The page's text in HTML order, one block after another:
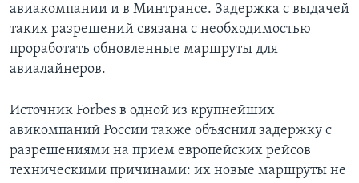
авиакомпании и в Минтрансе. Задержка с выдачей
таких разрешений связана с необходимостью
проработать обновленные маршруты для
авиалайнеров.
Источник Forbes в одной из крупнейших
авикомпаний России также объяснил задержку с
разрешениями на прием европейских рейсов
техническими причинами: их новые маршруты не